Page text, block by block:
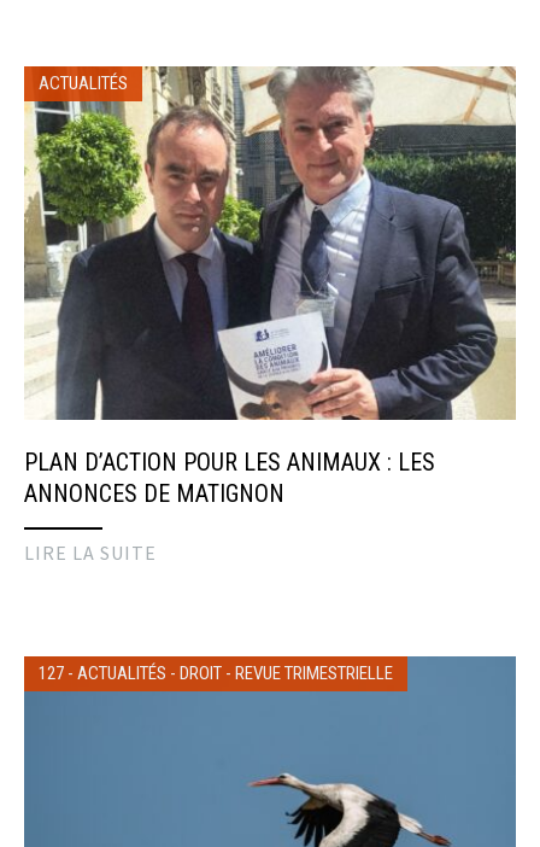
ACTUALITÉS
PLAN D’ACTION POUR LES ANIMAUX : LES
ANNONCES DE MATIGNON
LIRE LA SUITE
127 - ACTUALITÉS - DROIT - REVUE TRIMESTRIELLE